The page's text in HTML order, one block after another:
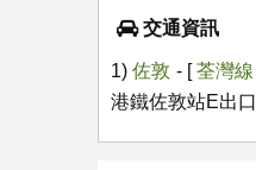
交通資訊
1) 佐敦 - [荃灣線
港鐵佐敦站E出口